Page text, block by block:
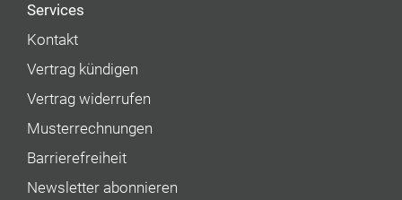
Services
Kontakt
Vertrag kündigen
Vertrag widerrufen
Musterrechnungen
Barrierefreiheit
Newsletter abonnieren